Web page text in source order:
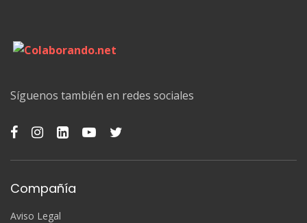
Síguenos también en redes sociales
Compañía
Aviso Legal